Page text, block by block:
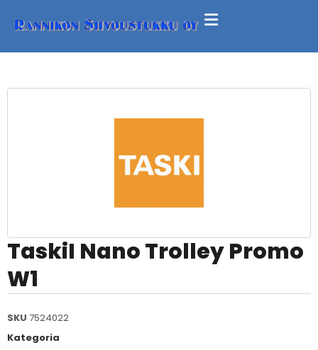
TaskiI Nano Trolley Promo
W1
SKU 7524022
Kategoria